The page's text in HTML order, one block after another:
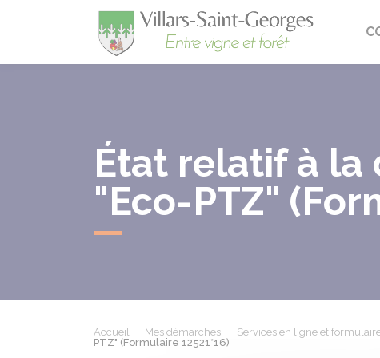
Villars-
État relatif à
"Eco-PTZ"
Accueil Mes démarches Services en ligne et
PTZ" (Formulaire 12521*16)